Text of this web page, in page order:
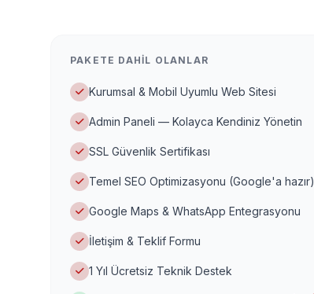
PAKETE DAHIL OLANLAR
Kurumsal & Mobil Uyumlu Web Sitesi
Admin Paneli — Kolayca Kendiniz Yönetin
SSL Güvenlik Sertifikası
Temel SEO Optimizasyonu (Google'a hazır)
Google Maps & WhatsApp Entegrasyonu
İletişim & Teklif Formu
1 Yıl Ücretsiz Teknik Destek